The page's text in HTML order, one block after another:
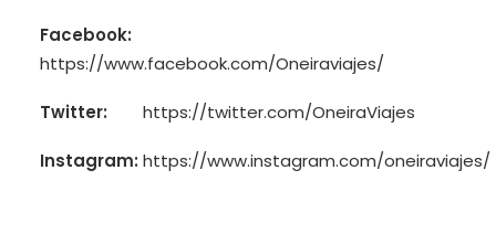
Facebook:
https://www.facebook.com/Oneiraviajes/
Twitter: https://twitter.com/OneiraViajes
Instagram: https://www.instagram.com/oneiraviajes/